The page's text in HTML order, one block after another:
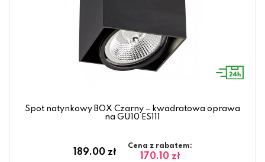
Spot natynkowy BOX Czarny – kwadratowa oprawa
na GU10 ES111
189.00 zł
Cena z rabatem:
170.10 zł